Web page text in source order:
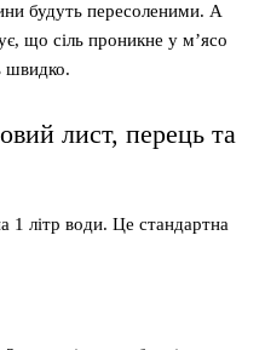
будуть пересоленими. А
що сіль проникне у м’ясо
швидко.
лист, перець та
1 літр води. Це стандартна